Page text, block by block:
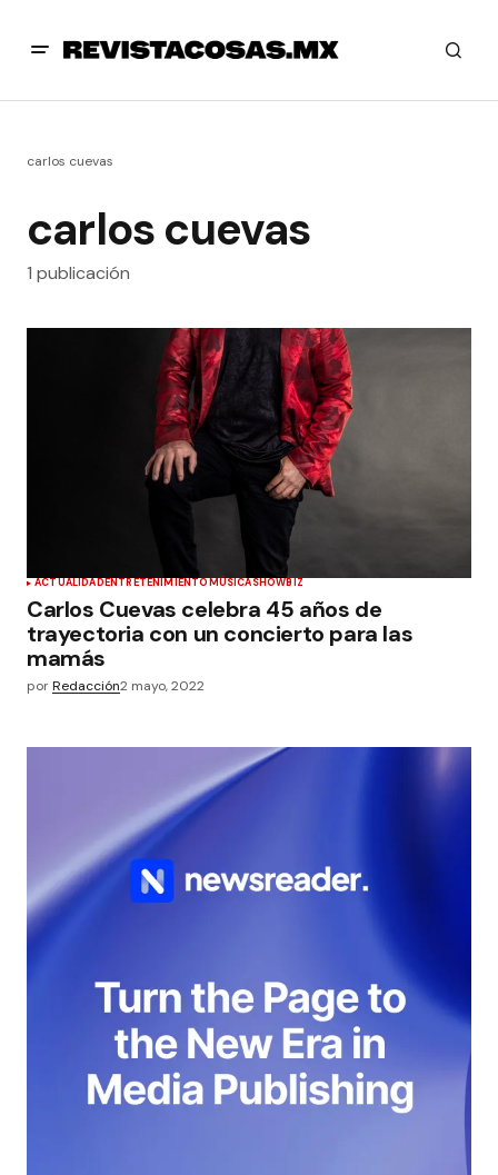
carlos cuevas
carlos cuevas
1 publicación
ACTUALIDADENTRETENIMIENTOMÚSICASHOWBIZ
Carlos Cuevas celebra 45 años de
trayectoria con un concierto para las
mamás
porRedacción2 mayo, 2022